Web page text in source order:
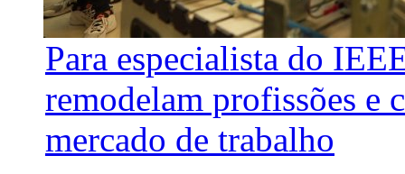
Para especialista do
remodelam profissões e
mercado de trabalho